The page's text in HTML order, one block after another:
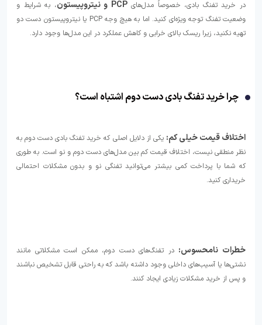
در خرید تفنگ بادی، خصوصاً مدل‌هایPCP و نیتروپیستون
، به شرایط و
وضعیت تفنگ توجه ویژه‌ای کنید. اما به هیچ وجه PCP یا نیتروپیستون دست دو
تهیه نکنید، زیرا ریسک بالای خرابی و کاهش عملکرد در این مدل‌ها وجود دارد.
چرا خرید تفنگ بادی دست دوم اشتباه است؟
اختلاف قیمت خیلی کم: یکی از دلایل اصلی که خرید تفنگ بادی دست دوم به
نظر منطقی نیست، اختلاف قیمت کم بین مدل‌های دست دوم و نو است. به طوری
که شما با پرداخت کمی بیشتر می‌توانید تفنگی نو و بدون مشکلات احتمالی
خریداری کنید.
خطرات نامحسوس: در تفنگ‌های دست دوم، ممکن است مشکلاتی مانند
نشتی‌ها یا آسیب‌های داخلی وجود داشته باشد که به راحتی قابل تشخیص نباشند
و پس از خرید مشکلات زیادی ایجاد کنند.